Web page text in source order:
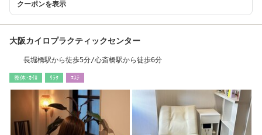
クーポンを表示
大阪カイロプラクティックセンター
長堀橋駅から徒歩5分/心斎橋駅から徒歩6分
整体･ｶｲﾛ ﾘﾗｸ ｴｽﾃ